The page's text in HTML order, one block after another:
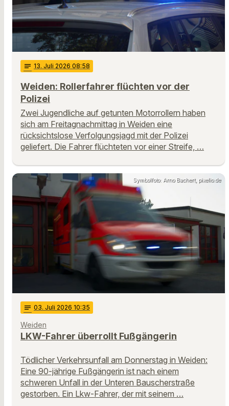
notes 13. Juli 2026 08:58
Weiden: Rollerfahrer flüchten vor der
Polizei
Zwei Jugendliche auf getunten Motorrollern haben
sich am Freitagnachmittag in Weiden eine
rücksichtslose Verfolgungsjagd mit der Polizei
geliefert. Die Fahrer flüchteten vor einer Streife, …
Symbolfoto: Arno Bachert, pixelio.de
notes 03. Juli 2026 10:35
Weiden
LKW-Fahrer überrollt Fußgängerin
Tödlicher Verkehrsunfall am Donnerstag in Weiden:
Eine 90-jährige Fußgängerin ist nach einem
schweren Unfall in der Unteren Bauscherstraße
gestorben. Ein Lkw-Fahrer, der mit seinem …